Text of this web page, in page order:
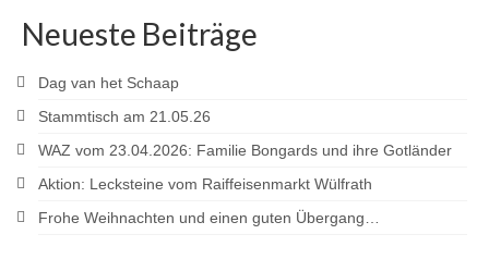
Tierärzte
Neueste Beiträge
Dag van het Schaap
Stammtisch am 21.05.26
WAZ vom 23.04.2026: Familie Bongards und ihre Gotländer
Aktion: Lecksteine vom Raiffeisenmarkt Wülfrath
Frohe Weihnachten und einen guten Übergang…